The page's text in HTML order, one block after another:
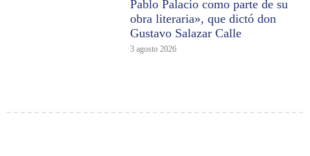
Pablo Palacio como parte de su
obra literaria», que dictó don
Gustavo Salazar Calle
3 agosto 2026